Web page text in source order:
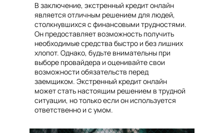
В заключение, экстренный кредит онлайн
является отличным решением для людей,
столкнувшихся с финансовыми трудностями.
Он предоставляет возможность получить
необходимые средства быстро и без лишних
хлопот. Однако, будьте внимательны при
выборе провайдера и оценивайте свои
возможности обязательств перед
заемщиком. Экстренный кредит онлайн
может стать настоящим решением в трудной
ситуации, но только если он используется
ответственно и с умом.